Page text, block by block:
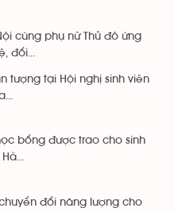
cùng phụ nữ Thủ đô ứng
đổi...
tượng tại Hội nghị sinh viên
bổng được trao cho sinh
đổi năng lượng cho